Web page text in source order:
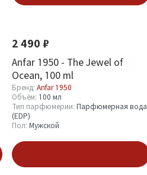
2 490 ₽
Anfar 1950 - The Jewel of
Ocean, 100 ml
Бренд: Anfar 1950
Объём: 100 мл
Тип парфюмерии: Парфюмерная вода
(EDP)
Пол: Мужской